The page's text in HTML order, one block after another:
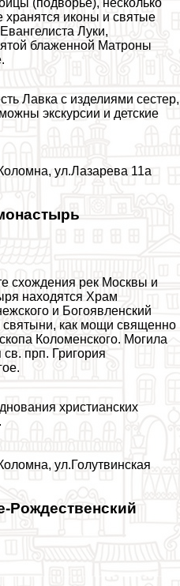
(подворье), несколько
иконы и святые
Луки,
блаженной Матроны
Лавка с изделиями сестер,
экскурсии и детские
ул.Лазарева 11а
схождения рек Москвы и
находятся Храм
и Богоявленский
святыни, как мощи священно
Коломенского. Могила
прп. Григория
христианских
ул.Голутвинская
Рождественский